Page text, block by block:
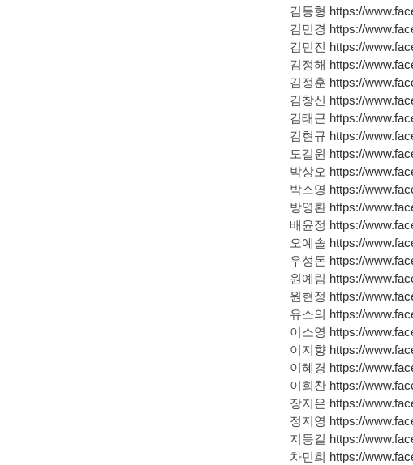
김동형 https://
김민경 https://
김민진 https://
김정해 https://
김정훈 https://
김창신 https://
김태근 https://
김현규 https://
도길원 https://
박상오 https://
박소영 https://
방영환 https://
배윤정 https://
오예솔 https://
우성돈 https://
원예림 https://
원현정 https://
유소의 https://
이소영 https://
이지향 https://
이혜경 https://
이희찬 https://
장지은 https://
정지영 https://
지동길 https://
차민희 https://